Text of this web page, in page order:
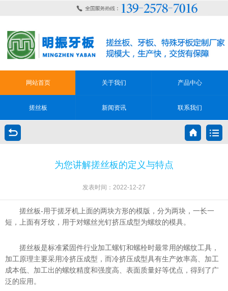
网站首页 关于我们 产品中心
搓丝板 新闻资讯 联系我们
为您讲解搓丝板的定义与特点
发表时间：2022-12-27
搓丝板-用于搓牙机上面的两块方形的模版，分为两块，一长一
短，上面有牙纹，用于对螺丝光钉挤压成型为螺纹的模具。
搓丝板是标准紧固件行业加工螺钉和螺栓时最常用的螺纹工具，
加工原理主要采用冷挤压成型，而冷挤压成型具有生产效率高、加工
成本低、加工出的螺纹精度和强度高、表面质量好等优点，得到了广
泛的应用。